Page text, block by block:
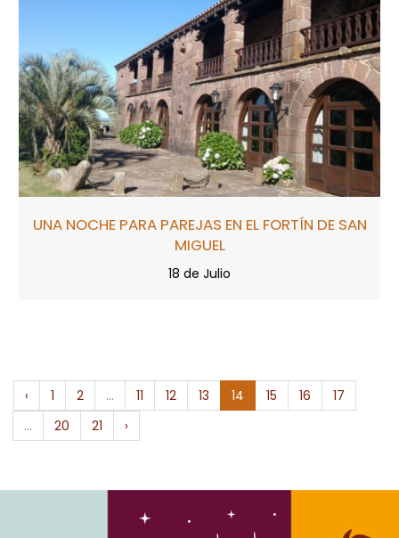
UNA NOCHE PARA PAREJAS EN EL FORTÍN DE SAN
MIGUEL
18 de Julio
‹ 1 2 ... 11 12 13 14 15 16
17
...
20 21 ›